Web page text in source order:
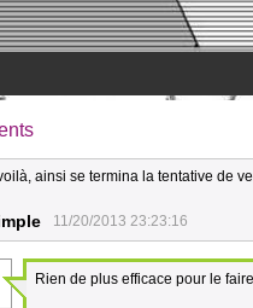
ainsi se termina la tentative de
11/20/2013 23:23:16
Rien de plus efficace pour le